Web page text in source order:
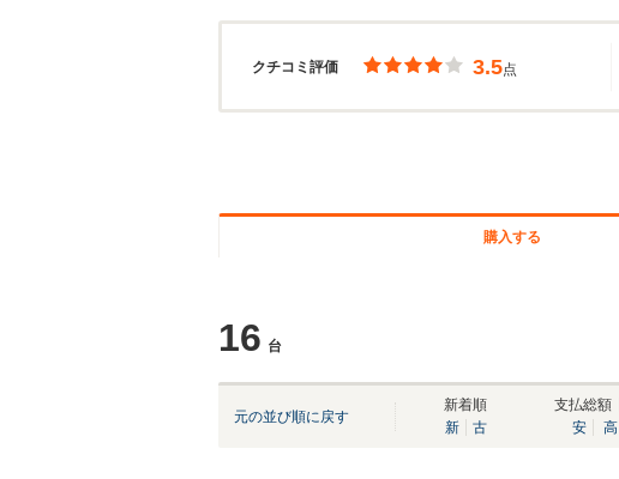
クチコミ評価 3.5点
購入する
16 台
元の並び順に戻す
新着順
新
古
支払総額
安
高